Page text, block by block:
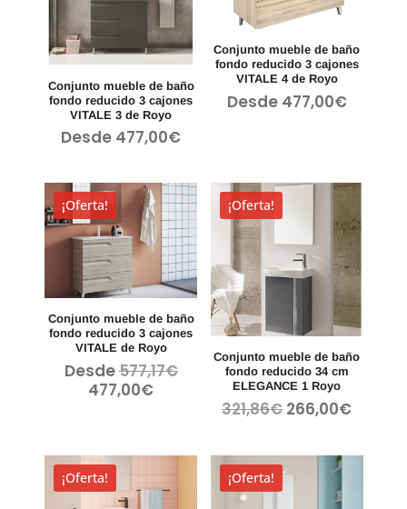
Conjunto mueble de baño
fondo reducido 3 cajones
VITALE 3 de Royo
Desde 477,00€
Conjunto mueble de baño
fondo reducido 3 cajones
VITALE 4 de Royo
Desde 477,00€
¡Oferta!
Conjunto mueble de baño
fondo reducido 3 cajones
VITALE de Royo
Desde577,17€El
original
477,00€
477,00€.
¡Oferta!
Conjunto mueble de baño
fondo reducido 34 cm
ELEGANCE 1 Royo
321,86€ El
era:
321,86€.
266,00€
es:
¡Oferta! ¡Oferta!